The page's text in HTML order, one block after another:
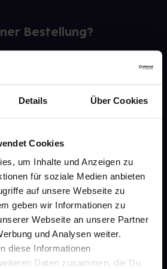
Details Über Cookies
Cookies
um Inhalte und Anzeigen zu
für soziale Medien anbieten
auf unsere Webseite zu
geben wir Informationen zu
Webseite an unsere Partner
und Analysen weiter.
diese Informationen
Daten zusammen, die Du
Bestellung?